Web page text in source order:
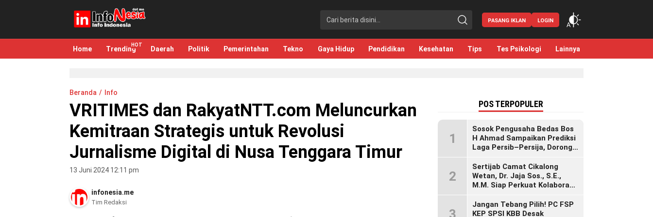
infonesia.me
Info Indonesia
PASANG IKLAN LOGIN
Home Trending Daerah Politik Pemerintahan Tekno Gaya Hidup Pendidikan Kesehatan Tips Tes Psikologi Lainnya
Beranda Info
VRITIMES dan RakyatNTT.com Meluncurkan
Kemitraan Strategis untuk Revolusi
Jurnalisme Digital di Nusa Tenggara Timur
13 Juni 2024 12:11 pm
infonesia.me
Tim Redaksi
POS TERPOPULER
1
Sosok Pengusaha Bedas Bos
H Ahmad Sampaikan Prediksi
Laga Persib–Persija, Dorong
Berada
2
Sertijab Camat Cikalong
Wetan, Dr. Jaja Sos., S.E.,
M.M. Siap Perkuat Kolaborasi
Lebih Maju dan Sejahtera
3
Jangan Tebang Pilih! PC FSP
KEP SPSI KBB Desak